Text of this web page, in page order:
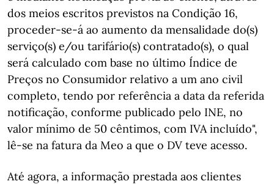
dos meios escritos previstos na Condição 16,
proceder-se-á ao aumento da mensalidade do(s)
serviço(s) e/ou tarifário(s) contratado(s), o qual
será calculado com base no último Índice de
Preços no Consumidor relativo a um ano civil
completo, tendo por referência a data da referida
notificação, conforme publicado pelo INE, no
valor mínimo de 50 cêntimos, com IVA incluído",
lê-se na fatura da Meo a que o DV teve acesso.
Até agora, a informação prestada aos clientes